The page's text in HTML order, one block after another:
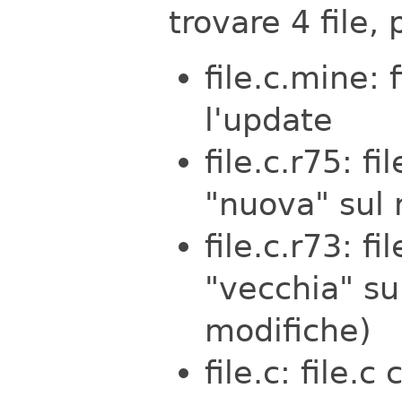
trovare 4 file,
file.c.mine:
l'update
file.c.r75:
"nuova" sul
file.c.r73:
"vecchia"
modifiche)
file.c: file.c